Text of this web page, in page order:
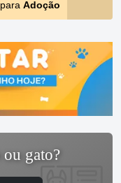
Adoção
gato?